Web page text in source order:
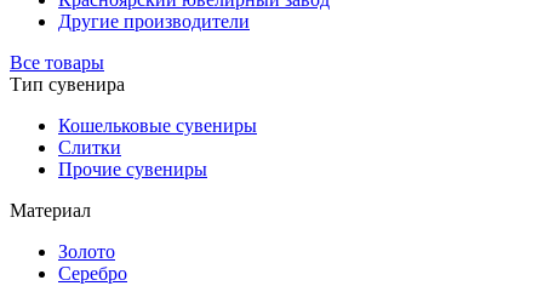
Другие производители
Все товары
Тип сувенира
Кошельковые сувениры
Слитки
Прочие сувениры
Материал
Золото
Серебро